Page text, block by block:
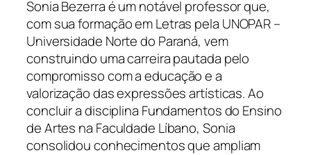
Sonia Bezerra é um notável professor que,
com sua formação em Letras pela UNOPAR –
Universidade Norte do Paraná, vem
construindo uma carreira pautada pelo
compromisso com a educação e a
valorização das expressões artísticas. Ao
concluir a disciplina Fundamentos do Ensino
de Artes na Faculdade Líbano, Sonia
consolidou conhecimentos que ampliam